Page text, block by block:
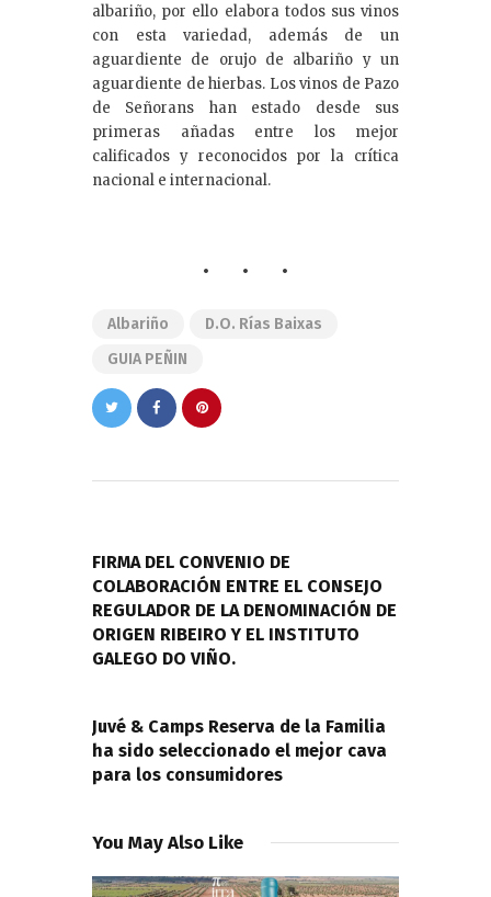
albariño, por ello elabora todos sus vinos
con esta variedad, además de un
aguardiente de orujo de albariño y un
aguardiente de hierbas. Los vinos de Pazo
de Señorans han estado desde sus
primeras añadas entre los mejor
calificados y reconocidos por la crítica
nacional e internacional.
Albariño
D.O. Rías Baixas
GUIA PEÑIN
entradas
FIRMA DEL CONVENIO DE
COLABORACIÓN ENTRE EL CONSEJO
REGULADOR DE LA DENOMINACIÓN DE
ORIGEN RIBEIRO Y EL INSTITUTO
GALEGO DO VIÑO.
Juvé & Camps Reserva de la Familia
ha sido seleccionado el mejor cava
para los consumidores
You May Also Like